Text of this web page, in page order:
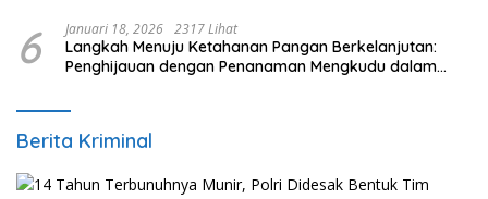
6 Januari 18, 2026 2317 Lihat
Langkah Menuju Ketahanan Pangan Berkelanjutan:
Penghijauan dengan Penanaman Mengkudu dalam
Berita Kriminal